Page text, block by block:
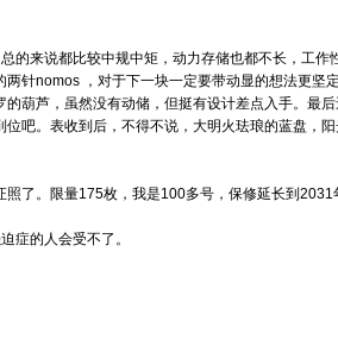
来说都比较中规中矩，动力存储也都不长，工
针nomos ，对于下一块一定要带动显的想法更坚定
葫芦，虽然没有动储，但挺有设计差点入手。最
吧。表收到后，不得不说，大明火珐琅的蓝盘，阳
了。限量175枚，我是100多号，保修延长到2031
症的人会受不了。